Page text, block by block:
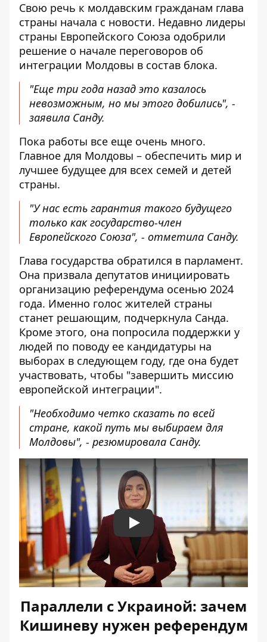
Свою речь к молдавским гражданам глава
страны начала с новости. Недавно лидеры
страны Европейского Союза одобрили
решение о начале переговоров об
интеграции Молдовы в состав блока.
"Еще три года назад это казалось
невозможным, но мы этого добились", -
заявила Санду.
Пока работы все еще очень много.
Главное для Молдовы – обеспечить мир и
лучшее будущее для всех семей и детей
страны.
"У нас есть гарантия такого будущего
только как государство-член
Европейского Союза", - отметила Санду.
Глава государства обратился в парламент.
Она призвала депутатов инициировать
организацию референдума осенью 2024
года. Именно голос жителей страны
станет решающим, подчеркнула Санда.
Кроме этого, она попросила поддержки у
людей по поводу ее кандидатуры на
выборах в следующем году, где она будет
участвовать, чтобы "завершить миссию
европейской интеграции".
"Необходимо четко сказать по всей
стране, какой путь мы выбираем для
Молдовы", - резюмировала Санду.
Play
Параллели с Украиной: зачем
Кишиневу нужен референдум